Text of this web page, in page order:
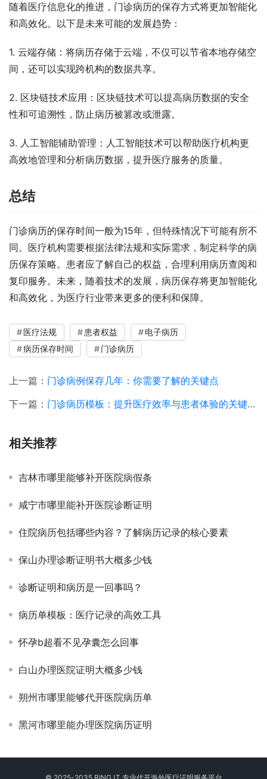
随着医疗信息化的推进，门诊病历的保存方式将更加智能化
和高效化。以下是未来可能的发展趋势：
1. 云端存储：将病历存储于云端，不仅可以节省本地存储空
间，还可以实现跨机构的数据共享。
2. 区块链技术应用：区块链技术可以提高病历数据的安全
性和可追溯性，防止病历被篡改或泄露。
3. 人工智能辅助管理：人工智能技术可以帮助医疗机构更
高效地管理和分析病历数据，提升医疗服务的质量。
总结
门诊病历的保存时间一般为15年，但特殊情况下可能有所不
同。医疗机构需要根据法律法规和实际需求，制定科学的病
历保存策略。患者应了解自己的权益，合理利用病历查阅和
复印服务。未来，随着技术的发展，病历保存将更加智能化
和高效化，为医疗行业带来更多的便利和保障。
医疗法规 患者权益
电子病历
病历保存时间
门诊病历
上一篇： 门诊病例保存几年：你需要了解的关键点
下一篇： 门诊病历模板：提升医疗效率与患者体验的关键工具
相关推荐
吉林市哪里能够补开医院病假条
咸宁市哪里能补开医院诊断证明
住院病历包括哪些内容？了解病历记录的核心要素
保山办理诊断证明书大概多少钱
诊断证明和病历是一回事吗？
病历单模板：医疗记录的高效工具
怀孕b超看不见孕囊怎么回事
白山办理医院证明大概多少钱
朔州市哪里能够代开医院病历单
黑河市哪里能办理医院病历证明